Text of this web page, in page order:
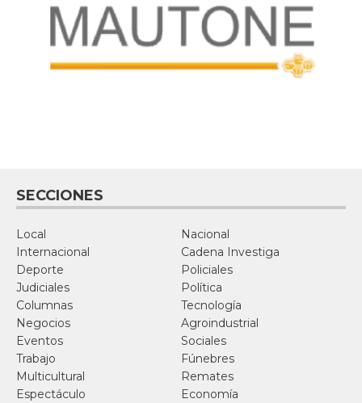
SECCIONES
Local
Nacional
Internacional
Cadena Investiga
Deporte
Policiales
Judiciales
Política
Columnas
Tecnología
Negocios
Agroindustrial
Eventos
Sociales
Trabajo
Fúnebres
Multicultural
Remates
Espectáculo
Economía